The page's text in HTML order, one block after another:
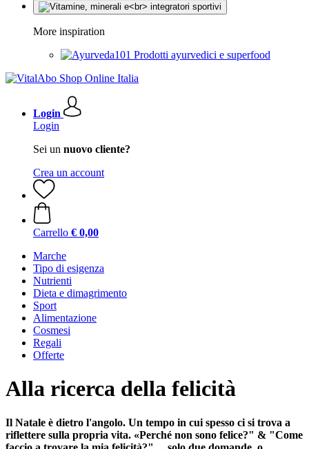
More inspiration
Prodotti ayurvedici e superfood
Login
Login
Sei un nuovo cliente?
Crea un account
Carrello € 0,00
Marche
Tipo di esigenza
Nutrienti
Dieta e dimagrimento
Sport
Alimentazione
Cosmesi
Regali
Offerte
Alla ricerca della felicità
Il Natale è dietro l'angolo. Un tempo in cui spesso ci si trova a
riflettere sulla propria vita. «Perché non sono felice?" & "Come